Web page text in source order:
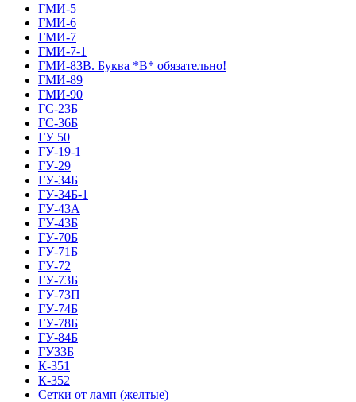
ГМИ-5
ГМИ-6
ГМИ-7
ГМИ-7-1
ГМИ-83В. Буква *В* обязательно!
ГМИ-89
ГМИ-90
ГС-23Б
ГС-36Б
ГУ 50
ГУ-19-1
ГУ-29
ГУ-34Б
ГУ-34Б-1
ГУ-43А
ГУ-43Б
ГУ-70Б
ГУ-71Б
ГУ-72
ГУ-73Б
ГУ-73П
ГУ-74Б
ГУ-78Б
ГУ-84Б
ГУ33Б
К-351
К-352
Сетки от ламп (желтые)